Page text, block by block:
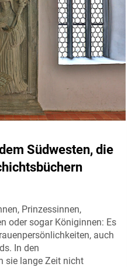
Südwesten, die
Prinzessinnen,
oder sogar Königinnen: Es
auch
In den
sie lange Zeit nicht